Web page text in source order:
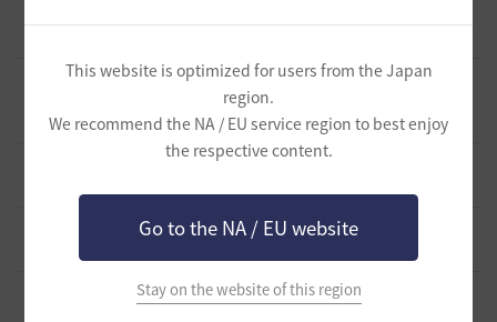
This website is optimized for users from the Japan
region.
We recommend the NA / EU service region to best enjoy
the respective content.
Go to the NA / EU website
Stay on the website of this region
0
【ギルド名声】2026ハイデル宴会スクショ【どうなる？】
（2026年ギルド名声アプデリンク追記）
0 874 セルベリア 2026.07.27
「怪しい袋」
波に乗って流れ着いた宝の地図の場所
週間イベントについて